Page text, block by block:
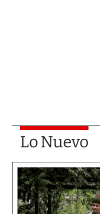
Lo Nuevo